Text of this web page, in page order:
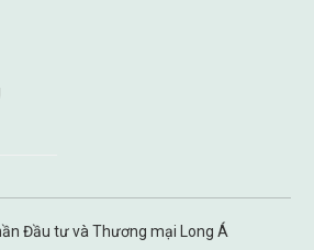
Đầu tư và Thương mại Long Á